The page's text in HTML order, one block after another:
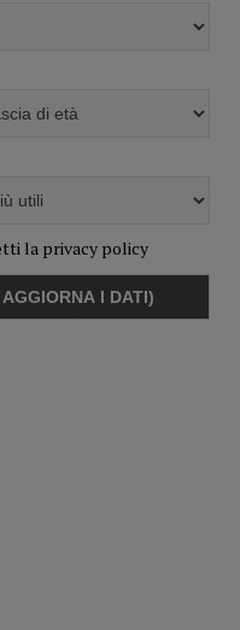
la privacy policy